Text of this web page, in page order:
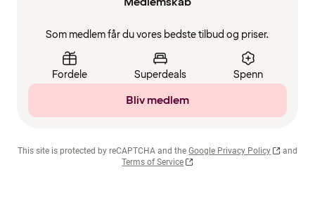
Som medlem får du vores bedste tilbud og priser.
Fordele Superdeals Spenn
Bliv medlem
This site is protected by reCAPTCHA and the Google Privacy Policy
and
Terms of Service